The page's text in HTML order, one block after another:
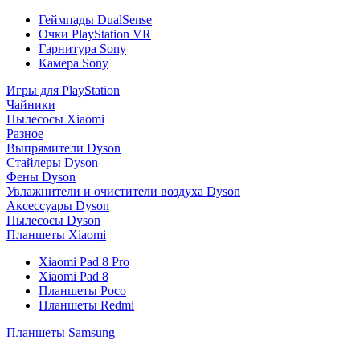
Геймпады DualSense
Очки PlayStation VR
Гарнитура Sony
Камера Sony
Игры для PlayStation
Чайники
Пылесосы Xiaomi
Разное
Выпрямители Dyson
Стайлеры Dyson
Фены Dyson
Увлажнители и очистители воздуха Dyson
Аксессуары Dyson
Пылесосы Dyson
Планшеты Xiaomi
Xiaomi Pad 8 Pro
Xiaomi Pad 8
Планшеты Poco
Планшеты Redmi
Планшеты Samsung